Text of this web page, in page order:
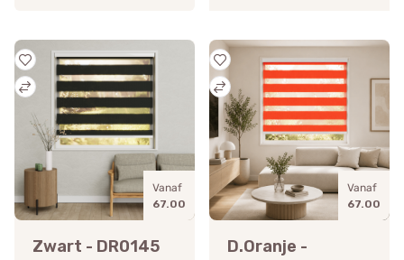
Vanaf
67.00
Zwart - DR0145
Vanaf
67.00
D.Oranje -